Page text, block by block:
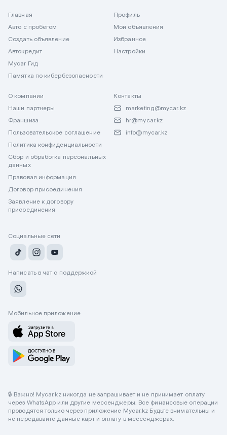
Главная
Авто с пробегом
Создать объявление
Автокредит
Mycar Гид
Памятка по кибербезопасности
Профиль
Мои объявления
Избранное
Настройки
О компании
Наши партнеры
Франшиза
Пользовательское соглашение
Политика конфиденциальности
Сбор и обработка персональных
данных
Правовая информация
Договор присоединения
Заявление к договору
присоединения
Контакты
marketing@mycar.kz
hr@mycar.kz
info@mycar.kz
Социальные сети
Написать в чат с поддержкой
Мобильное приложение
🔒 Важно! Mycar.kz никогда не запрашивает и не принимает оплату
через WhatsApp или другие мессенджеры. Все финансовые операции
проводятся только через приложение Mycar.kz Будьте внимательны и
не передавайте данные карт и оплату в мессенджерах.